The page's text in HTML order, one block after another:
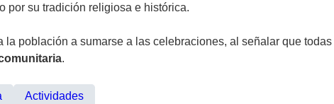
por su tradición religiosa e histórica.
la población a sumarse a las celebraciones, al señalar que
.
Actividades